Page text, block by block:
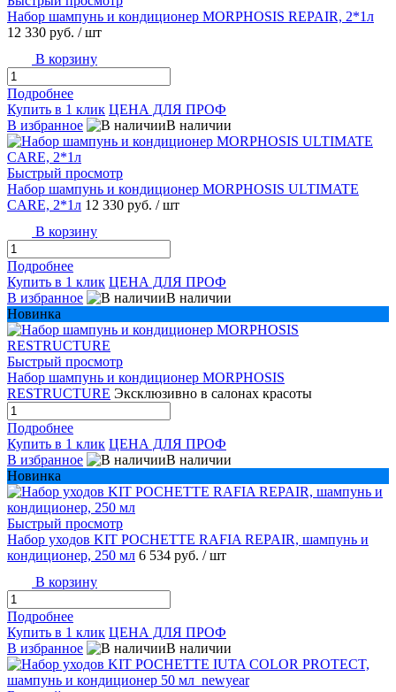
Набор шампунь и кондиционер MORPHOSIS REPAIR, 2*1л
12 330 руб. / шт
В корзину
Подробнее
Купить в 1 клик ЦЕНА ДЛЯ ПРОФ
В избранное
В наличии
Быстрый просмотр
Набор шампунь и кондиционер MORPHOSIS ULTIMATE
CARE, 2*1л 12 330 руб. / шт
В корзину
Подробнее
Купить в 1 клик ЦЕНА ДЛЯ ПРОФ
В избранное
В наличии
Новинка
Быстрый просмотр
Набор шампунь и кондиционер MORPHOSIS
RESTRUCTURE Эксклюзивно в салонах красоты
Подробнее
Купить в 1 клик ЦЕНА ДЛЯ ПРОФ
В избранное
В наличии
Новинка
Быстрый просмотр
Набор уходов KIT POCHETTE RAFIA REPAIR, шампунь и
кондиционер, 250 мл 6 534 руб. / шт
В корзину
Подробнее
Купить в 1 клик ЦЕНА ДЛЯ ПРОФ
В избранное
В наличии